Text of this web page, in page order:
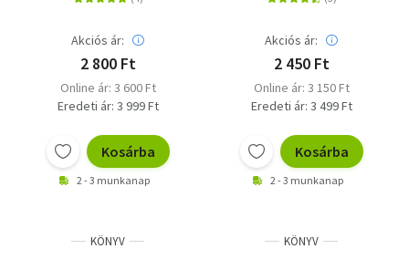
Akciós ár:
2 800 Ft
Online ár: 3 600 Ft
Eredeti ár: 3 999 Ft
Kosárba
2 - 3 munkanap
Akciós ár:
2 450 Ft
Online ár: 3 150 Ft
Eredeti ár: 3 499 Ft
Kosárba
2 - 3 munkanap
KÖNYV KÖNYV